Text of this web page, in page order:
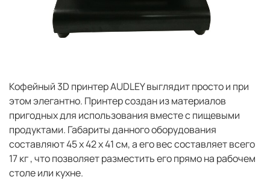
Кофейный 3D принтер AUDLEY выглядит просто и при
этом элегантно. Принтер создан из материалов
пригодных для использования вместе с пищевыми
продуктами. Габариты данного оборудования
составляют 45 x 42 x 41 см, а его вес составляет всего
17 кг , что позволяет разместить его прямо на рабочем
столе или кухне.